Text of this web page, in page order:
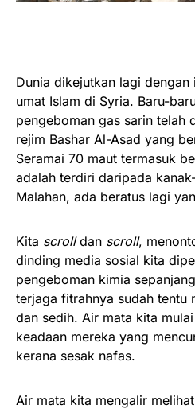
Dunia dikejutkan lagi dengan
umat Islam di Syria. Baru-
pengeboman gas sarin telah
rejim Bashar Al-Asad yang
Seramai 70 maut termasuk
adalah terdiri daripada
Malahan, ada beratus lagi
Kita scrolldan scroll,
dinding media sosial kita
pengeboman kimia
terjaga fitrahnya sudah tentu
dan sedih. Air mata kita
keadaan mereka yang
kerana sesak nafas.
Air mata kita mengalir